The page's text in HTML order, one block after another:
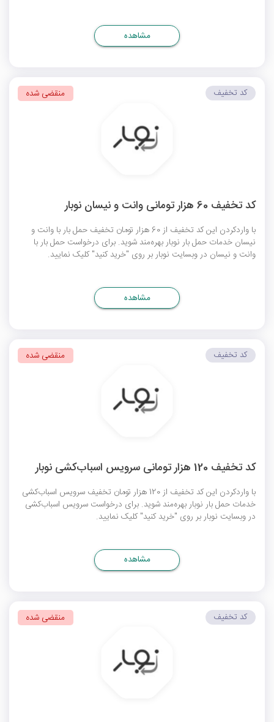
مشاهده
کد تخفیف 60 هزار تومانی وانت و نیسان نوبار
با واردکردن این کد تخفیف از 60 هزار تومان تخفیف حمل بار با وانت و
نیسان خدمات حمل بار نوبار بهره‌مند شوید. برای درخواست حمل بار با
وانت و نیسان در وبسایت نوبار بر روی "خرید کنید" کلیک نمایید.
کد تخفیف منقضی شده
مشاهده
کد تخفیف 120 هزار تومانی سرویس اسباب‌کشی نوبار
با واردکردن این کد تخفیف از 120 هزار تومان تخفیف سرویس اسباب‌کشی
خدمات حمل بار نوبار بهره‌مند شوید. برای درخواست سرویس اسباب‌کشی
در وبسایت نوبار بر روی "خرید کنید" کلیک نمایید.
کد تخفیف منقضی شده
مشاهده
کد تخفیف منقضی شده